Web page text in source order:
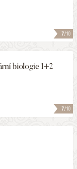
7/10
7/10
biologie 1+2